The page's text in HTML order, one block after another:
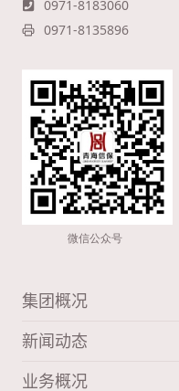
0971-8183060
0971-8135896
集团概况
新闻动态
业务概况